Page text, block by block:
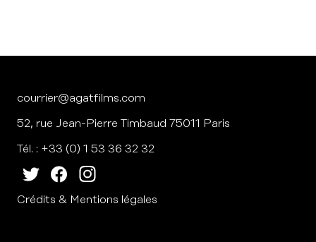
courrier@agatfilms.com
52, rue Jean-Pierre Timbaud 75011 Paris
Tél. : +33 (0) 1 53 36 32 32
Crédits & Mentions légales